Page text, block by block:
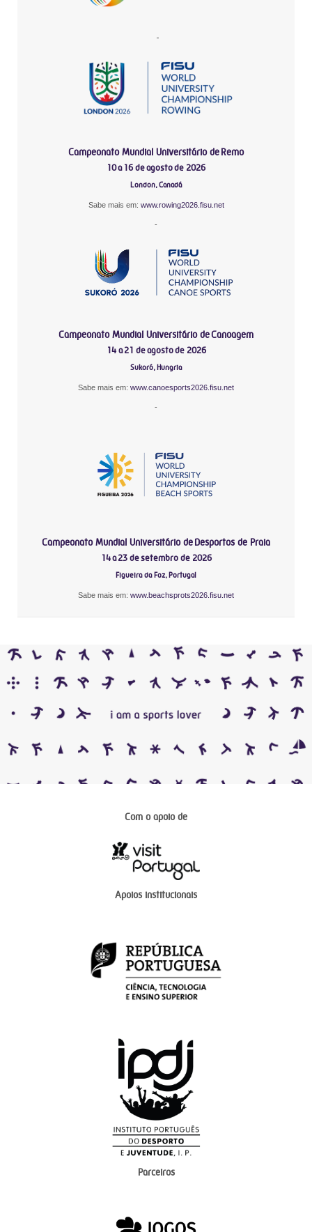
-
Campeonato Mundial Universitário de Remo
10 a 16 de agosto de 2026
London, Canadá
Sabe mais em: www.rowing2026.fisu.net
-
Campeonato Mundial Universitário de Canoagem
14 a 21 de agosto de 2026
Sukoró, Hungria
Sabe mais em: www.canoesports2026.fisu.net
-
Campeonato Mundial Universitário de Desportos de Praia
14 a 23 de setembro de 2026
Figueira da Foz, Portugal
Sabe mais em: www.beachsprots2026.fisu.net
Com o apoio de
Apoios institucionais
Parceiros